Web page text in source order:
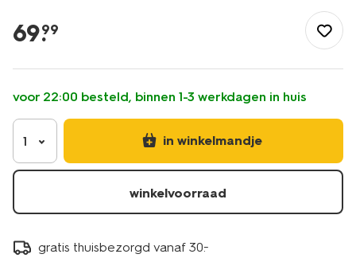
slapen/slapen/dekbedovertrek/dekbedovertrek-
240x200%2F220cm-
katoen-
percal-
wit-
5790217.html
69.
99
voor 22:00 besteld, binnen 1-3 werkdagen in huis
1 in winkelmandje
winkelvoorraad
gratis thuisbezorgd vanaf 30.-